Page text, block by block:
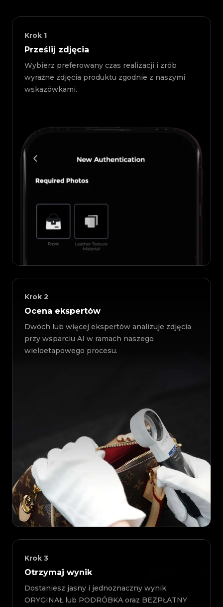
Krok 1
Prześlij zdjęcia
Wybierz preferowany czas realizacji i zrób
wyraźne zdjęcia produktu zgodnie z naszymi
wskazówkami.
Krok 2
Ocena ekspertów
Dwóch lub więcej ekspertów analizuje zdjęcia
przy wsparciu AI w ramach naszego
wieloetapowego procesu.
Krok 3
Otrzymaj wynik
Dostaniesz jasny i jednoznaczny wynik:
ORYGINAŁ lub PODRÓBKA oraz BEZPŁATNY